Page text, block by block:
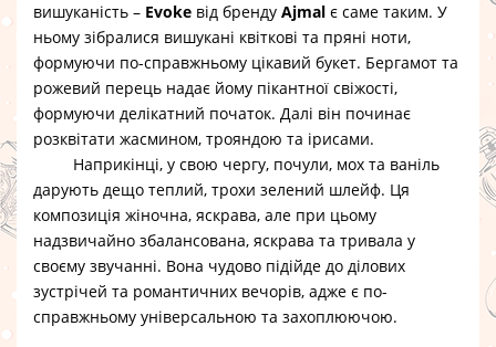
вишуканість – Evoke від бренду Ajmal є саме таким. У
ньому зібралися вишукані квіткові та пряні ноти,
формуючи по-справжньому цікавий букет. Бергамот та
рожевий перець надає йому пікантної свіжості,
формуючи делікатний початок. Далі він починає
розквітати жасмином, трояндою та ірисами.
Наприкінці, у свою чергу, почули, мох та ваніль
дарують дещо теплий, трохи зелений шлейф. Ця
композиція жіночна, яскрава, але при цьому
надзвичайно збалансована, яскрава та тривала у
своєму звучанні. Вона чудово підійде до ділових
зустрічей та романтичних вечорів, адже є по-
справжньому універсальною та захоплюючою.